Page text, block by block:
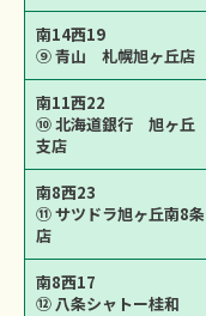
南14西19
⑨ 青山 札幌旭ヶ丘店
南11西22
⑩ 北海道銀行 旭ヶ丘
支店
南8西23
⑪ サツドラ旭ヶ丘南8条
店
南8西17
⑫ 八条シャトー桂和